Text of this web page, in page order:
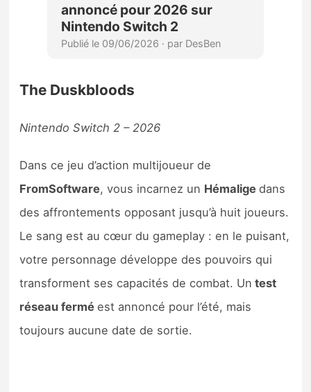
The Duskbloods
Nintendo Switch 2 – 2026
Dans ce jeu d’action multijoueur de
FromSoftware, vous incarnez un Hémaligedans
des affrontements opposant jusqu’à huit joueurs.
Le sang est au cœur du gameplay : en le puisant,
votre personnage développe des pouvoirs qui
transforment ses capacités de combat. Un test
réseau ferméest annoncé pour l’été, mais
toujours aucune date de sortie.